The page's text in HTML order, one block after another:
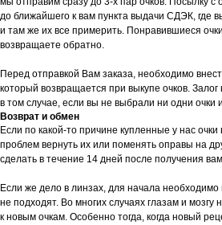
до ближайшего к вам пункта выдачи СДЭК, где
и там же их все примерить. Понравившиеся
возвращаете обратно.
Перед отправкой Вам заказа, необходимо
который возвращается при выкупе очков.
в том случае, если вы не выбрали ни одни очки
Возврат и обмен
Если по какой-то причине купленные у нас
проблем вернуть их или поменять оправы на
сделать в течение 14 дней после получения
Если же дело в линзах, для начала необходимо
не подходят. Во многих случаях глазам и мозгу
к новым очкам. Особенно тогда, когда новый